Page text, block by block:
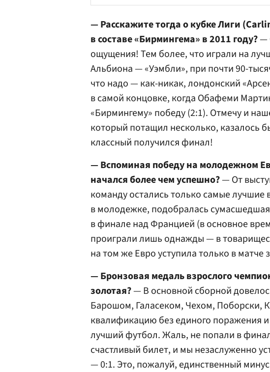
— Расскажите тогда о кубке Лиги
в составе «Бирмингема» в 2011 году?—
ощущения! Тем более, что играли на
Альбиона — «Уэмбли», при почти 90-
что надо — как-никак, лондонский
в самой концовке, когда Обафеми
«Бирмингему» победу (2:1). Отмечу и
который потащил несколько, казалось
классный получился финал!
— Вспоминая победу на молодежном
начался более чем успешно?— От
команду остались только самые лучшие
в молодежке, подобралась
в финале над Францией (в основное
проиграли лишь однажды — в
на том же Евро уступила только в матче
— Бронзовая медаль взрослого
золотая?— В основной сборной
Барошом, Галасеком, Чехом, Поборски,
квалификацию без единого поражения
лучший футбол. Жаль, не попали в
счастливый билет, и мы незаслуженно
— 0:1. Это, пожалуй, единственный